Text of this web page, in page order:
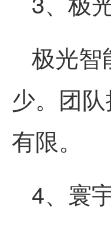
极光智
少。团
有限。
4、寰